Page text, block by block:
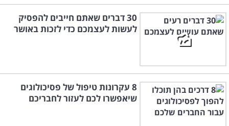
30 דברים שאתם חייבים להפסיק
לעשות לעצמכם כדי לזכות באושר
8 עקרונות טיפול של פסיכולוגים
שיאפשרו לכם לעזור לחבריכם